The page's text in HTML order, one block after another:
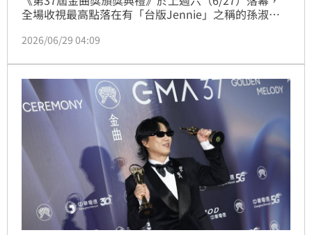
全場收視最高點落在有「台版Jennie」之稱的孫淑
〈Catch Me〉組曲，收視達4.36，吸引92萬9千人收
2026/06/29 04:09